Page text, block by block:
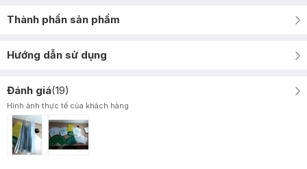
Thành phần sản phẩm
Hướng dẫn sử dụng
Đánh giá(19)
Hình ảnh thực tế của khách hàng